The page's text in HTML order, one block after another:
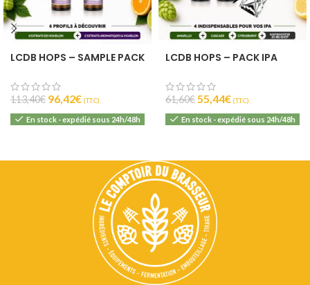
LCDB HOPS – SAMPLE PACK
113,40€ 96,42€ (T.T.C).
En stock - expédié sous 24h/48h
LCDB HOPS – PACK IPA
61,60€55,44€ (T.T.C).
En stock - expédié sous 24h/48h